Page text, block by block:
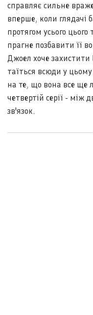
справляє сильне
вперше, коли глядачі
протягом усього цього
прагне позбавити її
Джоел хоче захистити
таїться всюди у
на те, що вона все ще
четвертій серії - між
зв'язок.